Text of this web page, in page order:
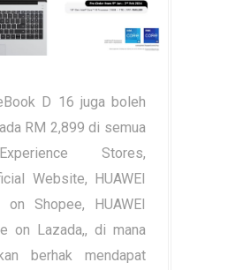
D 16 juga boleh
RM 2,899 di semua
Stores,
Website, HUAWEI
Shopee, HUAWEI
on Lazada,, di mana
berhak mendapat